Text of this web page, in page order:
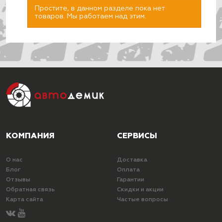
ПОДОБРАТЬ
Простите, в данном разделе пока нет
товаров. Мы работаем над этим.
КОМПАНИЯ
О нас
Блог
Отзывы
Обратная связь
Карта сайта
СЕРВИСЫ
Доставка
Оплата
Гарантии
Скидки и акции
Частые вопросы